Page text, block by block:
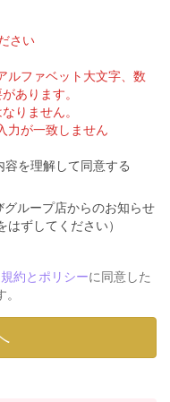
さい
ルファベット大文字、数
あります。
りません。
力が一致しません
容を理解して同意する
ループ店からのお知らせ
ずしてください）
約とポリシーに同意した